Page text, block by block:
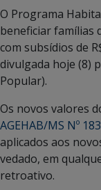
O Programa
beneficiar famílias
com subsídios de
divulgada hoje (8)
Popular).
Os novos valores
AGEHAB/MS Nº
aplicados aos
vedado, em
retroativo.